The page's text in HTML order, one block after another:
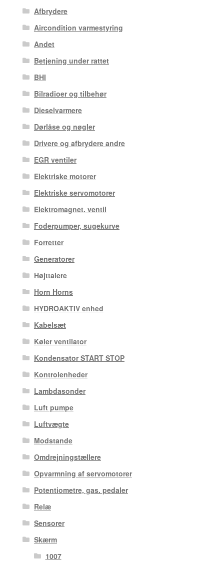
Afbrydere
Aircondition varmestyring
Andet
Betjening under rattet
BHI
Bilradioer og tilbehør
Dieselvarmere
Dørlåse og nøgler
Drivere og afbrydere andre
EGR ventiler
Elektriske motorer
Elektriske servomotorer
Elektromagnet. ventil
Foderpumper, sugekurve
Forretter
Generatorer
Højttalere
Horn Horns
HYDROAKTIV enhed
Kabelsæt
Køler ventilator
Kondensator START STOP
Kontrolenheder
Lambdasonder
Luft pumpe
Luftvægte
Modstande
Omdrejningstællere
Opvarmning af servomotorer
Potentiometre, gas. pedaler
Relæ
Sensorer
Skærm
1007